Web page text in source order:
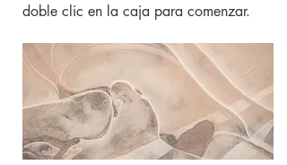
doble clic en la caja para comenzar.